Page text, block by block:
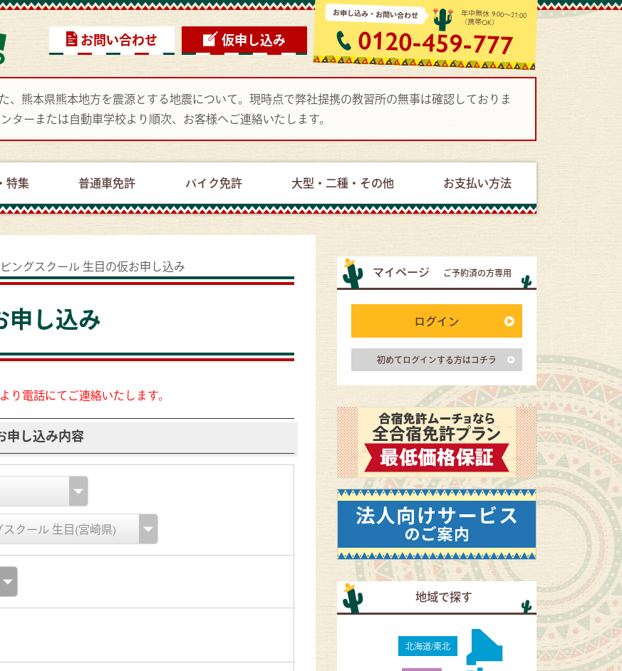
お問い合わせ 仮申し込み
お申し込み・お問い合わせ 年中無休 9:00～21:00
（携帯OK）
0120-459-777
、熊本県熊本地方を震源とする地震について。現時点で弊社提携の教習所の無事は確認しておりま
ターまたは自動車学校より順次、お客様へご連絡いたします。
特集 普通車免許 バイク免許 大型・二種・その他 お支払い方法
ングスクール 生目の仮お申し込み
申し込み
電話にてご連絡いたします。
申し込み内容
マイページ ご予約済の方専用
ログイン
初めてログインする方はコチラ
地域で探す
北海道/東北